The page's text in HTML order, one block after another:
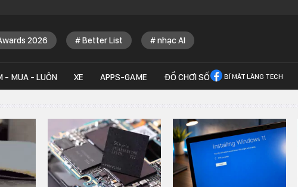
2026 Better List nhạc AI
- MUA - LUÔN XE APPS-GAME ĐỒ CHƠI SỐ BÍ MẬT LÀNG TECH